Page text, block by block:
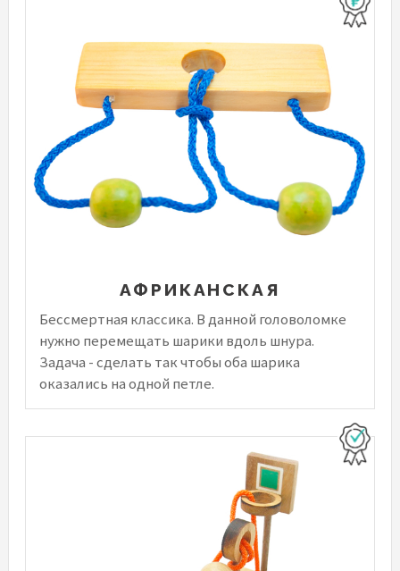
АФРИКАНСКАЯ
Бессмертная классика. В данной головоломке
нужно перемещать шарики вдоль шнура.
Задача - сделать так чтобы оба шарика
оказались на одной петле.